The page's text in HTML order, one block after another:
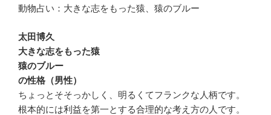
動物占い：大きな志をもった猿、猿のブルー
太田博久
大きな志をもった猿
猿のブルー
の性格（男性）
ちょっとそそっかしく、明るくてフランクな人柄です。
根本的には利益を第一とする合理的な考え方の人です。